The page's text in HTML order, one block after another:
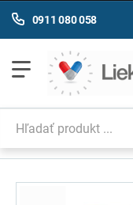
0911 080 058